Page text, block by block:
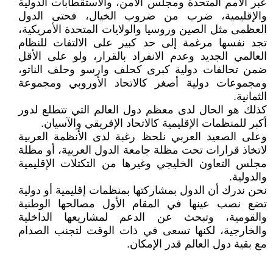
عبر الأمم المتحدة ومجلس الأمن، والاستقطابات الدولية
والإقليمية، ضرب من ضروب الخيال، فحتى الدول
العظمى مثل الصين وروسيا والولايات المتحدة الأمريكية،
تجد نفسها مرغمة إلى حد كبير على الالتفات للنظام
العالمي الجديد وعدم الانفراد بالقرار، ولو على الأقل
ضمن تحالفات دولية كبرى كحلف وارسو وحلف الناتو،
ومجموعات دولية أصغر كالاتحاد الأوروبي ومجموعة
الثمانية.
كذلك هو الحال لدى معظم دول العالم التي تتطلع لدور
أكبر للمنظمات الإقليمية كالاتحاد الإفريقي والآسيان.
وعلى الصعيد العربي نلحظ رغبة لدى الأنظمة العربية
لاتخاذ قرارات تحت مظلة جامعة الدول العربية، أو مظلة
مجلس التعاون الخليجي وغيرها من التكتلات الإقليمية
والدولية.
نحن ندرك أن الدول بمشاركتها بمنظمات إقليمية أو دولية
تضع نصب عينها في المقام الأول مصالحها الوطنية
والقومية، وتبحث عن الدعم لمشاريعها الداخلية
والخارجية، لكنها تسعى في ذات الوقت لتجنب الصدام
مع بقية دول العالم قدر الإمكان.